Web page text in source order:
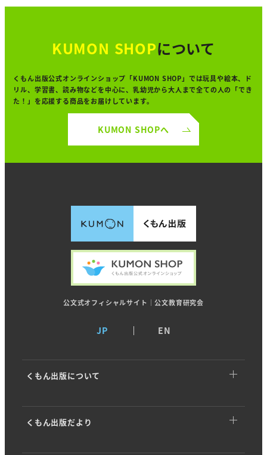
KUMON SHOPについて
くもん出版公式オンラインショップ「KUMON SHOP」では玩具や絵本、ド
リル、学習書、読み物などを中心に、 乳幼児から大人まで全ての人の「でき
た！」を応援する商品をお届けしています。
KUMON SHOPへ
公文式オフィシャルサイト｜公文教育研究会
JP EN
くもん出版について
くもん出版だより